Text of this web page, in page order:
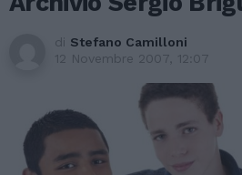
di Stefano Camilloni
12 Novembre 2007, 12:07